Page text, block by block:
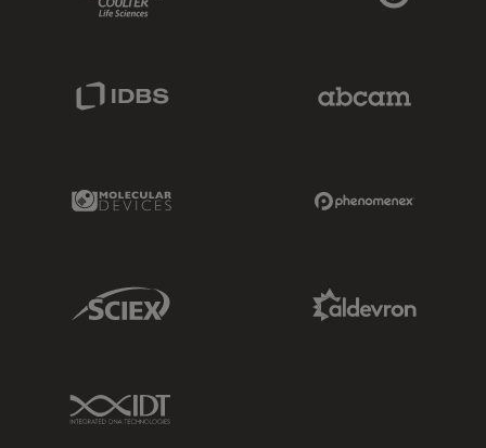
Molecular Devices Link
Sciex Link
IDT Link